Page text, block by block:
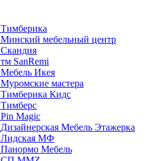
Тимберика
Минский мебельный центр
Скандия
тм SanRemi
Мебель Икея
Муромские мастера
Тимберика Кидс
Тимберс
Pin Magic
Дизайнерская Мебель Этажерка
Лидская МФ
Панормо Мебель